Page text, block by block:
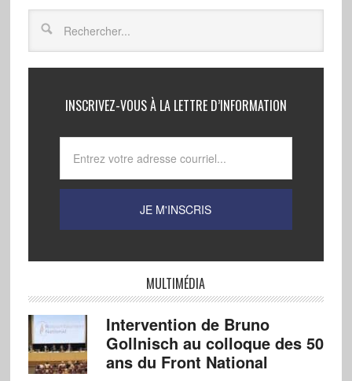
INSCRIVEZ-VOUS À LA LETTRE D’INFORMATION
MULTIMÉDIA
Intervention de Bruno
Gollnisch au colloque des 50
ans du Front National